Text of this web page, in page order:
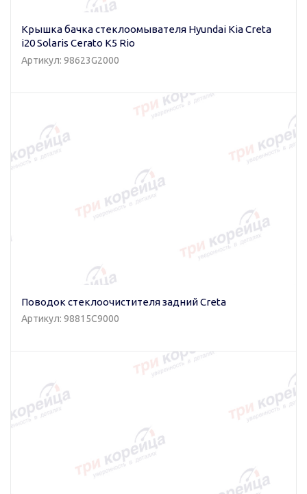
Крышка бачка стеклоомывателя Hyundai Kia Creta
i20 Solaris Cerato K5 Rio
Артикул: 98623G2000
Поводок стеклоочистителя задний Creta
Артикул: 98815C9000